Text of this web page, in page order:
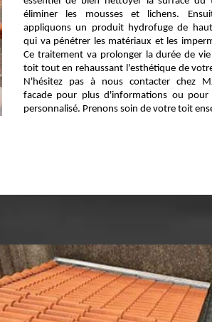
éliminer les mousses et lichens.
appliquons un produit hydrofuge de
qui va pénétrer les matériaux et les
Ce traitement va prolonger la durée de
toit tout en rehaussant l'esthétique de
N'hésitez pas à nous contacter chez
facade pour plus d'informations ou pour
personnalisé. Prenons soin de votre toit